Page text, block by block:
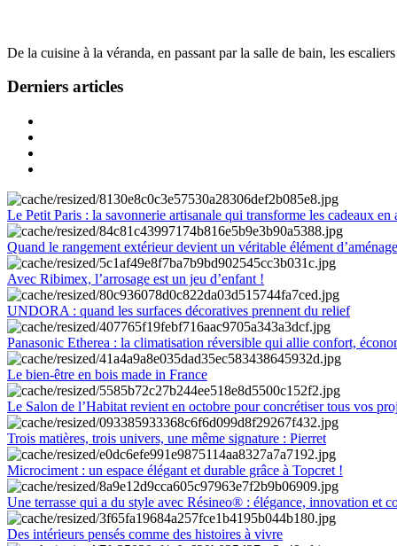
De la cuisine à la véranda, en passant par la salle de bain, les
Derniers articles
Le Petit Paris : la savonnerie artisanale qui transforme les cadeaux en
Quand le rangement extérieur devient un véritable élément
Avec Ribimex, l’arrosage est un jeu d’enfant !
UNDORA : quand les surfaces décoratives prennent du relief
Panasonic Etherea : la climatisation réversible qui allie confort,
Le bien-être en bois made in France
Le Salon de l’Habitat revient en octobre pour concrétiser tous vos
Trois matières, trois univers, une même signature : Pierret
Microciment : un espace élégant et durable grâce à Topcret !
Une terrasse qui a du style avec Résineo® : élégance, innovation et
Des intérieurs pensés comme des histoires à vivre